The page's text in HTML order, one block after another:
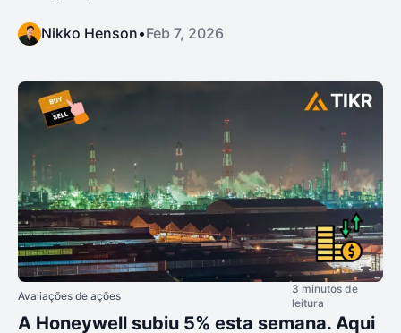
Nikko Henson•Feb 7, 2026
Avaliações de ações
3 minutos de
leitura
A Honeywell subiu 5% esta semana. Aqui